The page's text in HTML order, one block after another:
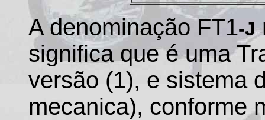
A denominação FT1-J
significa que é uma
versão (1), e sistema
mecanica), conforme